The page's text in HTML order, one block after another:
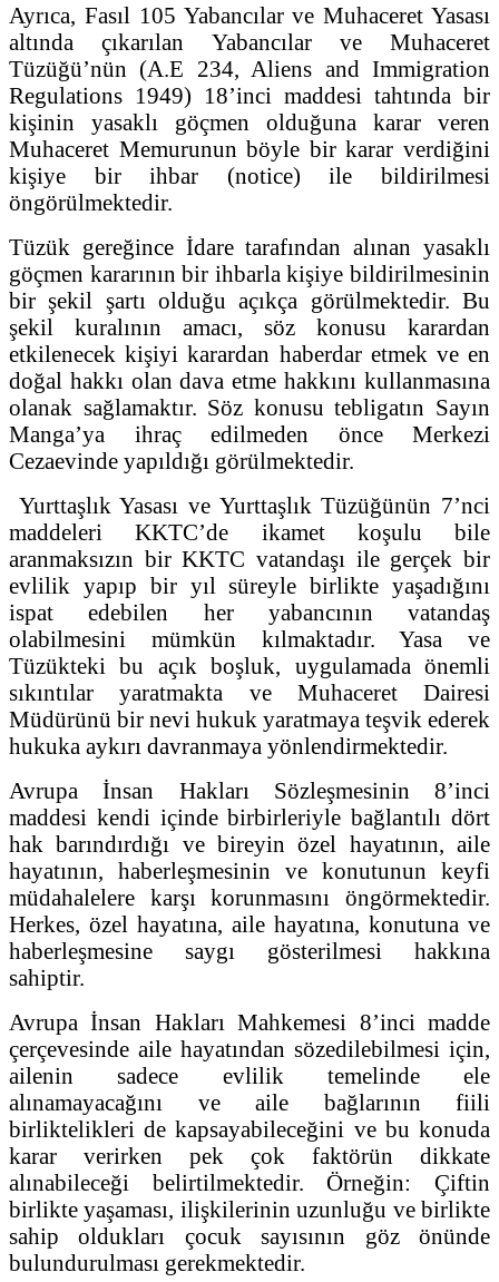
Ayrıca, Fasıl 105 Yabancılar ve Muhaceret Yasası
altında çıkarılan Yabancılar ve Muhaceret
Tüzüğü’nün (A.E 234, Aliens and Immigration
Regulations 1949) 18’inci maddesi tahtında bir
kişinin yasaklı göçmen olduğuna karar veren
Muhaceret Memurunun böyle bir karar verdiğini
kişiye bir ihbar (notice) ile bildirilmesi
öngörülmektedir.
Tüzük gereğince İdare tarafından alınan yasaklı
göçmen kararının bir ihbarla kişiye bildirilmesinin
bir şekil şartı olduğu açıkça görülmektedir. Bu
şekil kuralının amacı, söz konusu karardan
etkilenecek kişiyi karardan haberdar etmek ve en
doğal hakkı olan dava etme hakkını kullanmasına
olanak sağlamaktır. Söz konusu tebligatın Sayın
Manga’ya ihraç edilmeden önce Merkezi
Cezaevinde yapıldığı görülmektedir.
Yurttaşlık Yasası ve Yurttaşlık Tüzüğünün 7’nci
maddeleri KKTC’de ikamet koşulu bile
aranmaksızın bir KKTC vatandaşı ile gerçek bir
evlilik yapıp bir yıl süreyle birlikte yaşadığını
ispat edebilen her yabancının vatandaş
olabilmesini mümkün kılmaktadır. Yasa ve
Tüzükteki bu açık boşluk, uygulamada önemli
sıkıntılar yaratmakta ve Muhaceret Dairesi
Müdürünü bir nevi hukuk yaratmaya teşvik ederek
hukuka aykırı davranmaya yönlendirmektedir.
Avrupa İnsan Hakları Sözleşmesinin 8’inci
maddesi kendi içinde birbirleriyle bağlantılı dört
hak barındırdığı ve bireyin özel hayatının, aile
hayatının, haberleşmesinin ve konutunun keyfi
müdahalelere karşı korunmasını öngörmektedir.
Herkes, özel hayatına, aile hayatına, konutuna ve
haberleşmesine saygı gösterilmesi hakkına
sahiptir.
Avrupa İnsan Hakları Mahkemesi 8’inci madde
çerçevesinde aile hayatından sözedilebilmesi için,
ailenin sadece evlilik temelinde ele
alınamayacağını ve aile bağlarının fiili
birliktelikleri de kapsayabileceğini ve bu konuda
karar verirken pek çok faktörün dikkate
alınabileceği belirtilmektedir. Örneğin: Çiftin
birlikte yaşaması, ilişkilerinin uzunluğu ve birlikte
sahip oldukları çocuk sayısının göz önünde
bulundurulması gerekmektedir.